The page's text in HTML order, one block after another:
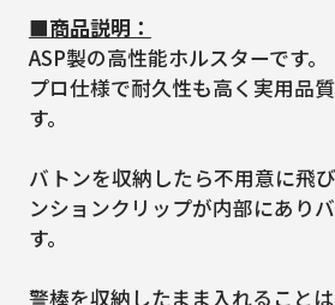
■商品説明：
ASP製の高性能ホルスターです。
プロ仕様で耐久性も高く実用品
す。
バトンを収納したら不用意に飛
ンションクリップが内部にあり
す。
警棒を収納したまま入れること